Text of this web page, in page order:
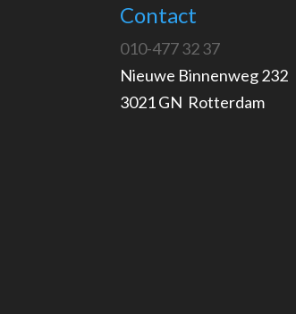
Contact
010-477 32 37
Nieuwe Binnenweg 232
3021 GN Rotterdam